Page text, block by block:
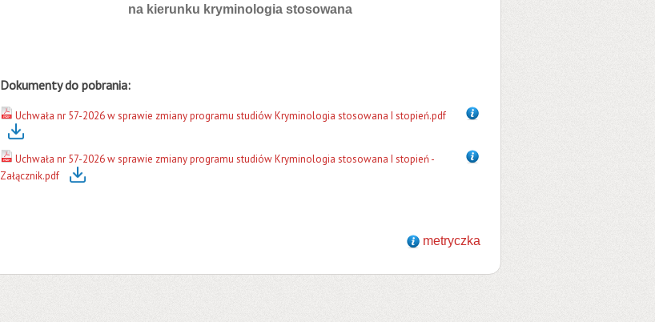
na kierunku kryminologia stosowana
Dokumenty do pobrania:
Uchwała nr 57-2026 w sprawie zmiany programu studiów Kryminologia stosowana I stopień.pdf
Uchwała nr 57-2026 w sprawie zmiany programu studiów Kryminologia stosowana I stopień -
Załącznik.pdf
metryczka